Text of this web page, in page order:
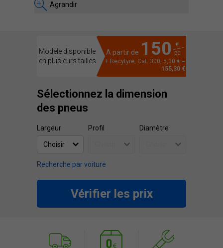
Agrandir
Modèle disponible
en plusieurs tailles
A partir de 150
€
pc
+ Recytyre, Cat. 300, 5,30 € =
155,30 €
Sélectionnez la dimension
des pneus
Largeur Profil Diamètre
Recherche par voiture
Vérifier les prix